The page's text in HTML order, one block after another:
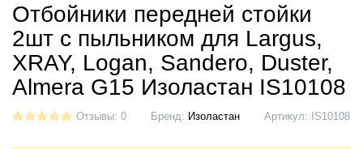
Отбойники передней стойки
2шт с пыльником для Largus,
XRAY, Logan, Sandero, Duster,
Almera G15 Изоластан IS10108
Отзывы: 0 Бренд: Изоластан Артикул: IS10108